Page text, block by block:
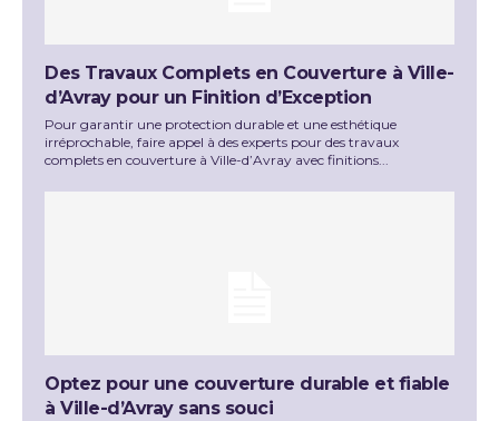
Des Travaux Complets en Couverture à Ville-
d’Avray pour un Finition d’Exception
Pour garantir une protection durable et une esthétique
irréprochable, faire appel à des experts pour des travaux
complets en couverture à Ville-d’Avray avec finitions...
Optez pour une couverture durable et fiable
à Ville-d’Avray sans souci